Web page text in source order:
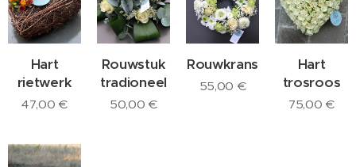
Hart
rietwerk
47,00 €
Rouwstuk
tradioneel
50,00 €
Rouwkrans
55,00 €
Hart
trosroos
75,00 €